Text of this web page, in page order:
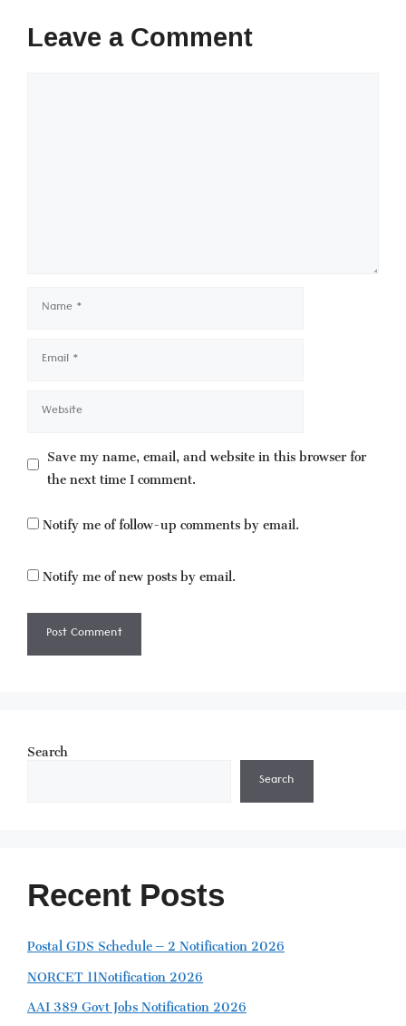
Leave a Comment
Name
Email
Website
Save my name, email, and website in this browser for
the next time I comment.
Notify me of follow-up comments by email.
Notify me of new posts by email.
Search
Search
Recent Posts
Postal GDS Schedule – 2 Notification 2026
NORCET 11Notification 2026
AAI 389 Govt Jobs Notification 2026